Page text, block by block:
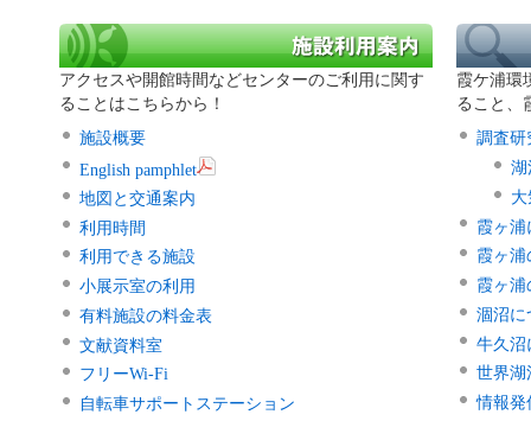
アクセスや開館時間などセンターのご利用に関す
ることはこちらから！
施設概要
English pamphlet
地図と交通案内
利用時間
利用できる施設
小展示室の利用
有料施設の料金表
文献資料室
フリーWi-Fi
自転車サポートステーション
霞ケ浦環
ること、
調査研
湖
霞ヶ浦
霞ヶ浦
霞ヶ
涸沼に
牛久沼
世界湖
情報発